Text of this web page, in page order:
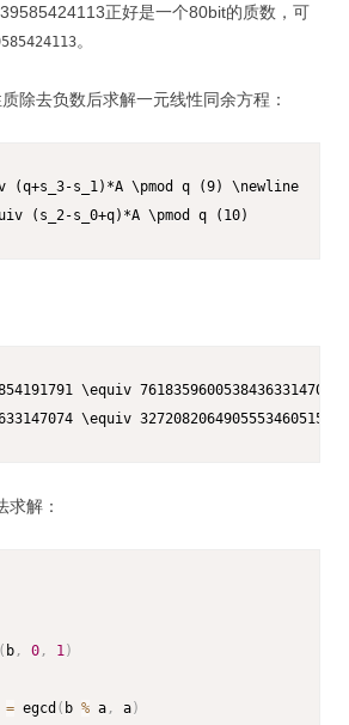
正好是一个80bit的质数，可
。
除去负数后求解一元线性同余方程：
(q+s_3-s_1)*A \pmod q (9) \newline
(s_2-s_0+q)*A \pmod q (10)
\equiv
\equiv
求解：
( b , 0 , 1)
= egcd ( b % a , a)